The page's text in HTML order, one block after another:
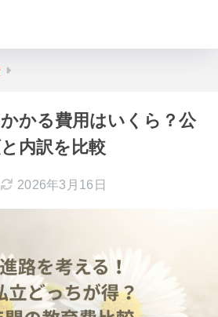
かかる費用はいくら？公
内訳を比較
2026年3月16日